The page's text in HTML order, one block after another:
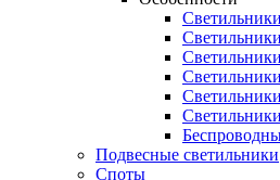
Подвесные светильники
Споты